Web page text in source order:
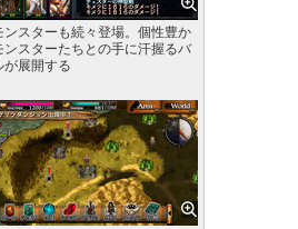
ンスターも続々登場。個性豊か
ンスターたちとの手に汗握るバ
が展開する